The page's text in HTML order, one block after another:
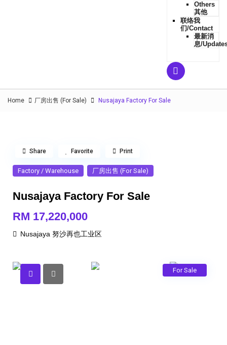
Others
其他
联络我
们/Contact
最新消
息/
Home 厂房出售 (For Sale) Nusajaya Factory For Sale
Factory / Warehouse 厂房出售 (For Sale)
Nusajaya Factory For Sale
RM 17,220,000
Nusajaya 努沙再也工业区
Share Favorite Print
For Sale